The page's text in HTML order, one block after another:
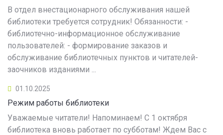
В отдел внестационарного обслуживания нашей
библиотеки требуется сотрудник! Обязанности: -
библиотечно-информационное обслуживание
пользователей: - формирование заказов и
обслуживание библиотечных пунктов и читателей-
заочников изданиями ...
01.10.2025
Режим работы библиотеки
Уважаемые читатели! Напоминаем! С 1 октября
библиотека вновь работает по субботам! Ждем Вас с